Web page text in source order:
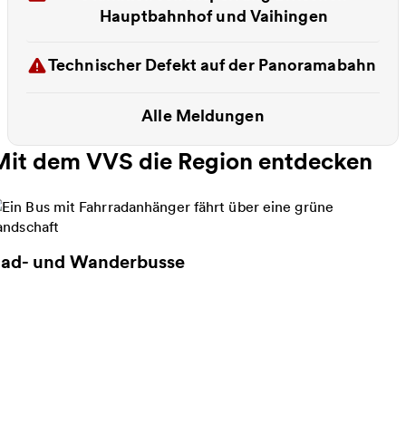
Hauptbahnhof und Vaihingen
Technischer Defekt auf der Panoramabahn
Alle Meldungen
dem VVS die Region entdecken
und Wanderbusse
Informationen zu Rad- und Wanderbusse